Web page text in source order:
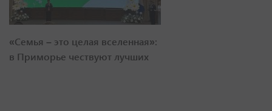
«Семья – это целая вселенная»:
в Приморье чествуют лучших